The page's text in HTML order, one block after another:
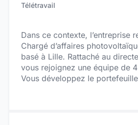
Télétravail
Dans ce contexte, l’entreprise
Chargé d’affaires
basé à Lille. Rattaché au
vous rejoignez une équipe de
Vous développez le